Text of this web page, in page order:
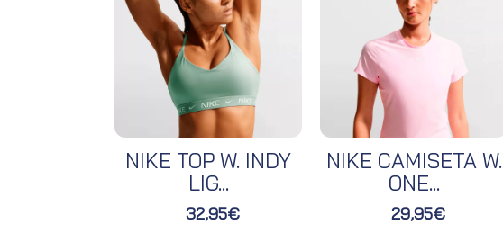
NIKE TOP W. INDY
LIG...
32,95€
NIKE CAMISETA W.
ONE...
29,95€